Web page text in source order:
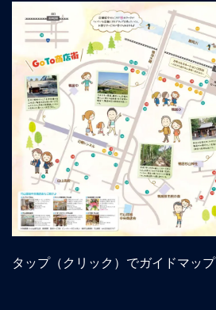
タップ（クリック）でガイドマップ